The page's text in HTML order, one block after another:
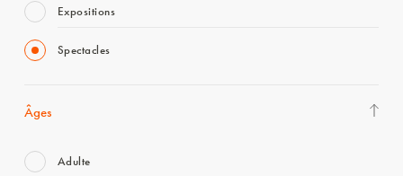
Expositions
Spectacles
Âges
Adulte